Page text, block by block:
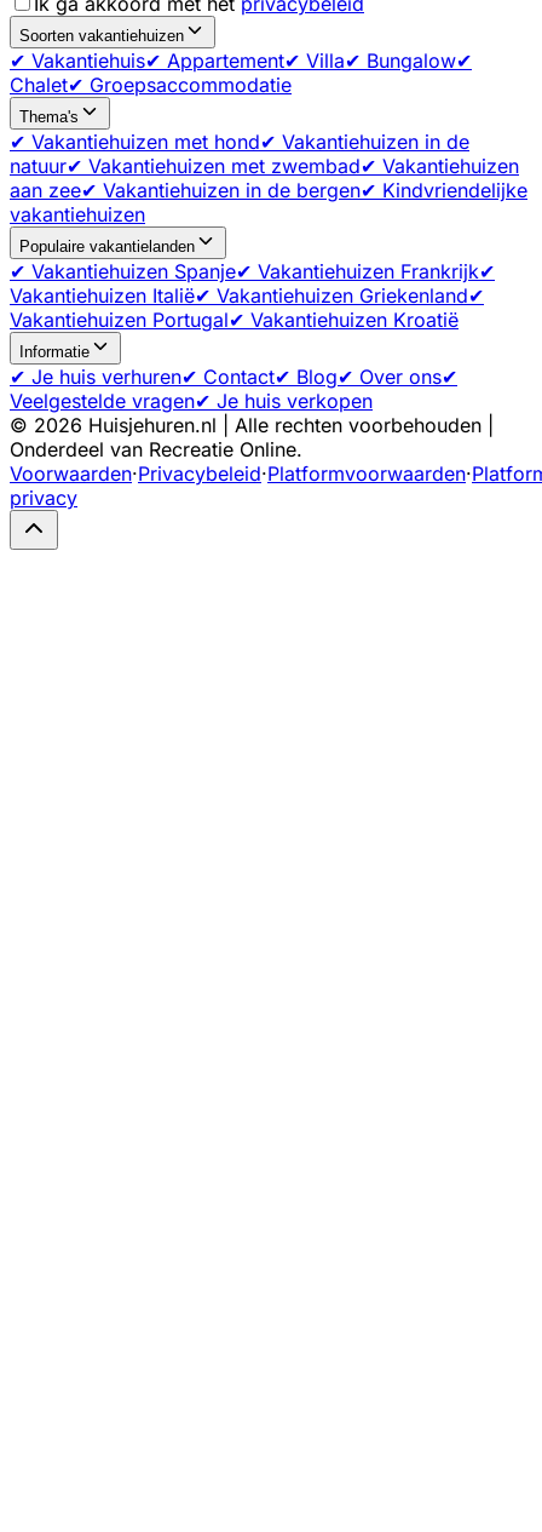
Soorten vakantiehuizen
✔ Vakantiehuis✔ Appartement✔ Villa✔ Bungalow✔
Chalet✔ Groepsaccommodatie
Thema's
✔ Vakantiehuizen met hond✔ Vakantiehuizen in de
natuur✔ Vakantiehuizen met zwembad✔ Vakantiehuizen
aan zee✔ Vakantiehuizen in de bergen✔ Kindvriendelijke
vakantiehuizen
Populaire vakantielanden
✔ Vakantiehuizen Spanje✔ Vakantiehuizen Frankrijk✔
Vakantiehuizen Italië✔ Vakantiehuizen Griekenland✔
Vakantiehuizen Portugal✔ Vakantiehuizen Kroatië
Informatie
✔ Je huis verhuren✔ Contact✔ Blog✔ Over ons✔
Veelgestelde vragen✔ Je huis verkopen
© 2026 Huisjehuren.nl | Alle rechten voorbehouden |
Onderdeel van Recreatie Online.
Voorwaarden·Privacybeleid·Platformvoorwaarden·
privacy